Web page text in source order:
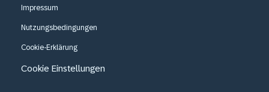
Impressum
Nutzungsbedingungen
Cookie-Erklärung
Cookie Einstellungen